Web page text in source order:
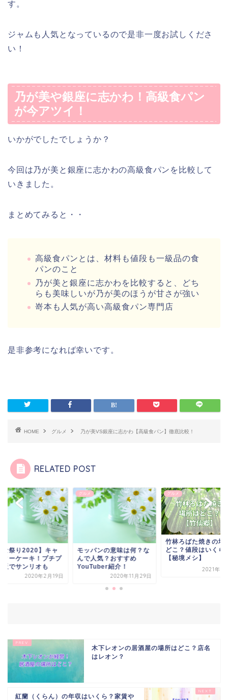
す。
ジャムも人気となっているので是非一度お試しくださ
い！
乃が美や銀座に志かわ！高級食パン
が今アツイ！
いかがでしたでしょうか？
今回は乃が美と銀座に志かわの高級食パンを比較して
いきました。
まとめてみると・・
高級食パンとは、材料も値段も一級品の食
パンのこと
乃が美と銀座に志かわを比較すると、どち
らも美味しいが乃が美のほうが甘さが強い
嵜本も人気が高い高級食パン専門店
是非参考になれば幸いです。
HOME グルメ 乃が美VS銀座に志かわ【高級食パン】徹底比較！
RELATED POST
な祭り2020】キャ
ターケーキ！プチプ
販でサンリオも
2020年2月19日
グルメ
モッパンの意味は何？な
んで人気？おすすめ
YouTuber紹介！
2020年11月29日
グルメ
竹林ろばた焼きの場
どこ？値段はいくら
【秘境メシ】
2021年3
木下レオンの居酒屋の場所はどこ？店名
はレオン？
紅蘭（くらん）の年収はいくら？家賃や